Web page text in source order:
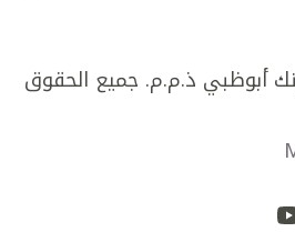
أبوظبي ذ.م.م. جميع الحقوق